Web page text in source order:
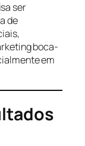
ser
de
boca-
em